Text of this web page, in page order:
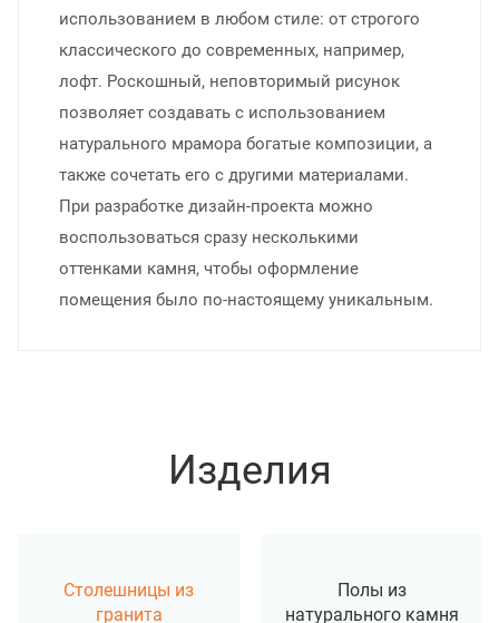
использованием в любом стиле: от строгого
классического до современных, например,
лофт. Роскошный, неповторимый рисунок
позволяет создавать с использованием
натурального мрамора богатые композиции, а
также сочетать его с другими материалами.
При разработке дизайн-проекта можно
воспользоваться сразу несколькими
оттенками камня, чтобы оформление
помещения было по-настоящему уникальным.
Изделия
Столешницы из
гранита
Полы из
натурального камня